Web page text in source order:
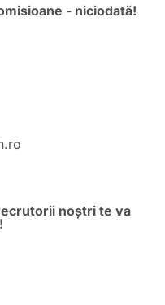
- niciodată!
noștri te va